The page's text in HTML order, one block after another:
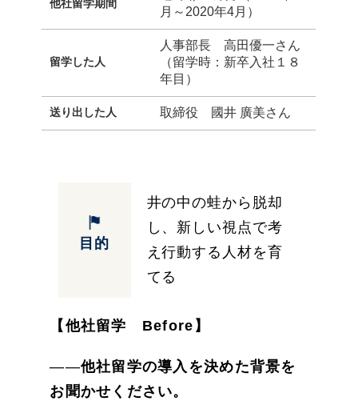
他社留学期間
月～2020年4月）
留学した人
人事部長 高田優一さん
（留学時：新卒入社１８
年目）
送り出した人 取締役 國井 廣美さん
目的
井の中の蛙から脱却
し、新しい視点で考
え行動する人材を育
てる
【他社留学 Before】
――他社留学の導入を決めた背景を
お聞かせください。